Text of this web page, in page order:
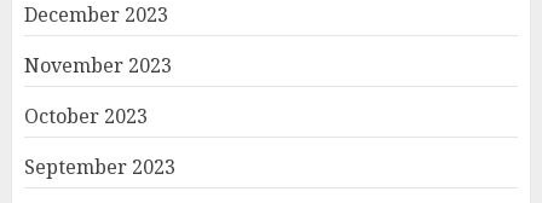
December 2023
November 2023
October 2023
September 2023